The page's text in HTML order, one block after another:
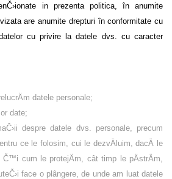
in prezenta politica, în anumite
are anumite drepturi în conformitate cu
cu privire la datele dvs. cu caracter
datele personale;
date;
despre datele dvs. personale, precum
ce le folosim, cui le dezvÄluim, dacÄ le
Č™i cum le protejÄm, cât timp le pÄstrÄm,
face o plângere, de unde am luat datele